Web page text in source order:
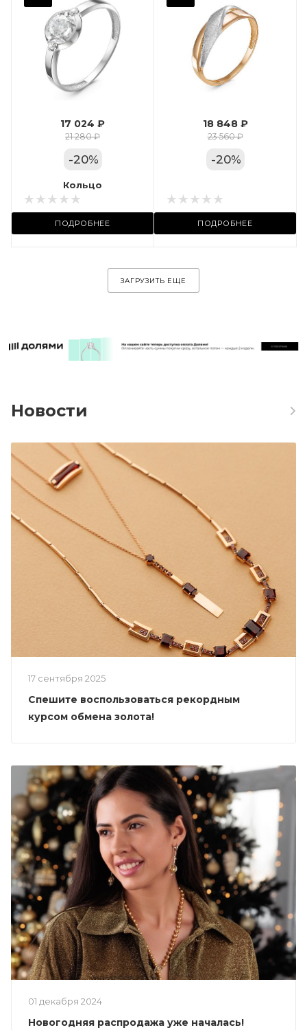
17 024 ₽
21 280 ₽
-20%
Кольцо
ПОДРОБНЕЕ
Вес драгметалла
Марка (бренд)
Дельта
Фианит
Цвет золота
КРАС
Местоположение:
ул. Пушкинская, 11А
18 848 ₽
23 560 ₽
-20%
ПОДРОБНЕЕ
ЗАГРУЗИТЬ ЕЩЕ
Новости
17 сентября 2025
Спешите воспользоваться рекордным
курсом обмена золота!
01 декабря 2024
Новогодняя распродажа уже началась!